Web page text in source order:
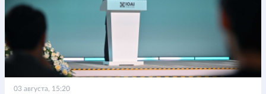
03 августа, 15:20